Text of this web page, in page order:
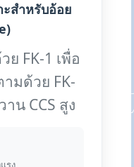
ะสำหรับอ้อย
FK-1 เพื่อ
มด้วย FK-
น CCS สูง